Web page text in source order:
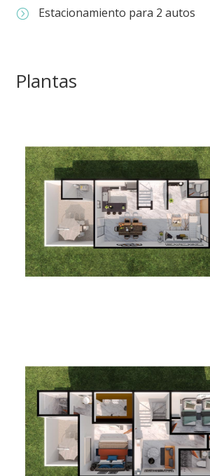
= Estacionamiento para 2 autos
Plantas